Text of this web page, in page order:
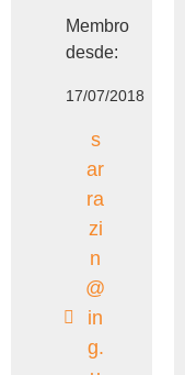
Membro
desde:
17/07/2018
s
ar
ra
zi
n
@
in
g.